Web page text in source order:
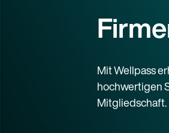
Mit Wellpass
hochwertigen
Mitgliedschaft.